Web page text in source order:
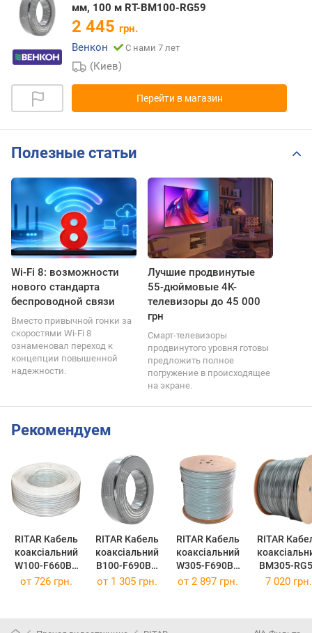
мм, 100 м RT-BM100-RG59
2 445 грн.
Венкон
С нами 7 лет
(Киев)
Перейти в магазин
Полезные статьи
Wi-Fi 8: возможности
нового стандарта
беспроводной связи
Вместо привычной гонки за
скоростями Wi-Fi 8
ознаменовал переход к
концепции повышенной
надежности.
Лучшие продвинутые
55-дюймовые 4K-
телевизоры до 45 000
грн
Смарт-телевизоры
продвинутого уровня готовы
предложить полное
погружение в происходящее
на экране.
Рекомендуем
RITAR Кабель
коаксіальний
W100-F660BV
бухта 100 м
RITAR Кабель
коаксіальний
B100-F690BV
бухта 100 м
RITAR Кабель
коаксіальний
W305-F690BV
котушка 305 м
RITAR
BM305-
PVC, 305
от 726 грн. от 1 305 грн. от 2 897 грн. 7 020 грн.